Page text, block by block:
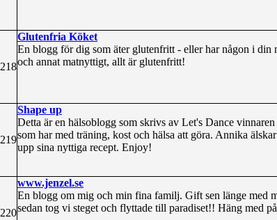
218
Glutenfria Köket
En blogg för dig som äter glutenfritt - eller har någon i din
och annat matnyttigt, allt är glutenfritt!
219
Shape up
Detta är en hälsoblogg som skrivs av Let's Dance
som har med träning, kost och hälsa att göra. Annika
upp sina nyttiga recept. Enjoy!
220
www.jenzel.se
En blogg om mig och min fina familj. Gift sen länge med
sedan tog vi steget och flyttade till paradiset!! Häng med